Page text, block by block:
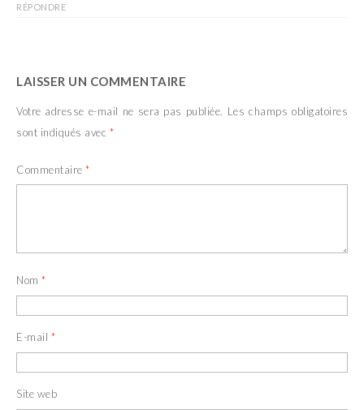
RÉPONDRE
LAISSER UN COMMENTAIRE
Votre adresse e-mail ne sera pas publiée. Les champs obligatoires
sont indiqués avec *
Commentaire *
Nom *
E-mail *
Site web